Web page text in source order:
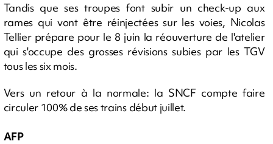
Tandis que ses troupes font subir un check-up aux
rames qui vont être réinjectées sur les voies, Nicolas
Tellier prépare pour le 8 juin la réouverture de l'atelier
qui s'occupe des grosses révisions subies par les TGV
tous les six mois.
Vers un retour à la normale: la SNCF compte faire
circuler 100% de ses trains début juillet.
AFP